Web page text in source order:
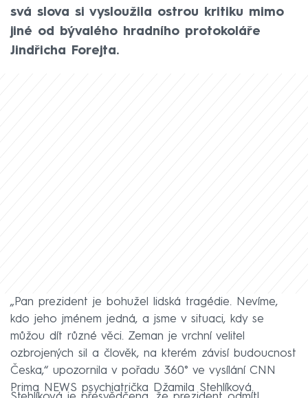
svá slova si vysloužila ostrou kritiku mimo
jiné od bývalého hradního protokoláře
Jindřicha Forejta.
„Pan prezident je bohužel lidská tragédie. Nevíme,
kdo jeho jménem jedná, a jsme v situaci, kdy se
můžou dít různé věci. Zeman je vrchní velitel
ozbrojených sil a člověk, na kterém závisí budoucnost
Česka,“ upozornila v pořadu 360° ve vysílání CNN
Prima NEWS psychiatrička Džamila Stehlíková.